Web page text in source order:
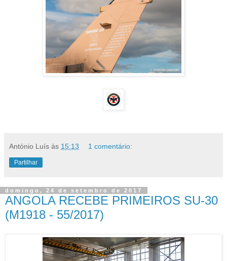
António Luís às 15:13 1 comentário:
Partilhar
domingo, 24 de setembro de 2017
ANGOLA RECEBE PRIMEIROS SU-30
(M1918 - 55/2017)